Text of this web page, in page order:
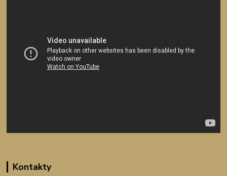
Kontakty